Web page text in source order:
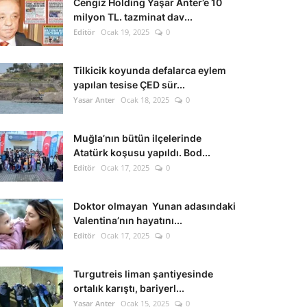
Cengiz Holding Yaşar Anter’e 10
milyon TL. tazminat dav...
Editör Ocak 19, 2025 0
Tilkicik koyunda defalarca eylem
yapılan tesise ÇED sür...
Yasar Anter Ocak 18, 2025 0
Muğla’nın bütün ilçelerinde
Atatürk koşusu yapıldı. Bod...
Editör Ocak 17, 2025 0
Doktor olmayan Yunan adasındaki
Valentina’nın hayatını...
Editör Ocak 17, 2025 0
Turgutreis liman şantiyesinde
ortalık karıştı, bariyerl...
Yasar Anter Ocak 15, 2025 0